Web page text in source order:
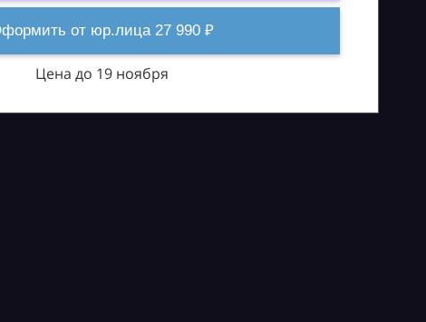
от юр.лица 27 990 ₽
Цена до 19 ноября